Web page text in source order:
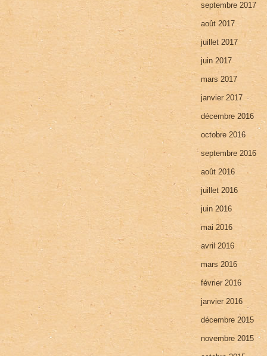
septembre 2017
août 2017
juillet 2017
juin 2017
mars 2017
janvier 2017
décembre 2016
octobre 2016
septembre 2016
août 2016
juillet 2016
juin 2016
mai 2016
avril 2016
mars 2016
février 2016
janvier 2016
décembre 2015
novembre 2015